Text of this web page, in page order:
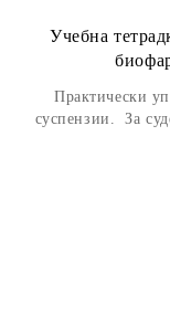
Учебна
Практически
суспензии. За